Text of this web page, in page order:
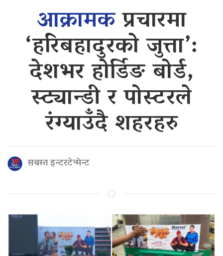
आक्रामकप्रचारमा
‘हरिबहादुरको जुत्ता’:
देशभर होर्डिङ बोर्ड,
स्ट्यान्डी र पोस्टरले
रंग्याउँदै शहरहरु
सबस्त इन्टरटेन्मेन्ट